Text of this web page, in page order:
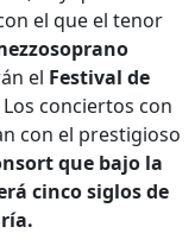
el que el tenor
el Festival de
Los conciertos con
con el prestigioso
que bajo la
cinco siglos de